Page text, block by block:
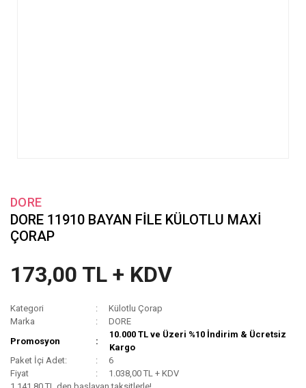
DORE
DORE 11910 BAYAN FİLE KÜLOTLU MAXİ
ÇORAP
173,00 TL + KDV
Kategori
Külotlu Çorap
Marka
DORE
Promosyon
10.000 TL ve Üzeri %10 İndirim & Ücretsiz
Kargo
Paket İçi Adet:
6
Fiyat
1.038,00 TL + KDV